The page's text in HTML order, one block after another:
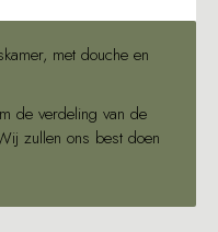
met douche en
de verdeling van de
zullen ons best doen